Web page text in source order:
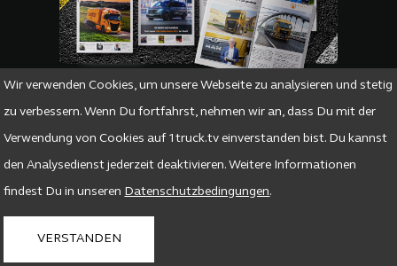
Wir verwenden Cookies, um unsere Webseite zu analysieren und stetig
zu verbessern. Wenn Du fortfahrst, nehmen wir an, dass Du mit der
Verwendung von Cookies auf 1truck.tv einverstanden bist. Du kannst
den Analysedienst jederzeit deaktivieren. Weitere Informationen
findest Du in unseren Datenschutzbedingungen.
VERSTANDEN
Speditionen, Busunternehmen - sie alle haben
Ladung zu managen und Personen zu bewegen.
Genau für diese Spezialisten, die ihren Fuhrpark
effizient organisieren müssen, ist 1TRUCK das
perfekte Informationsmedium.
Mediadaten